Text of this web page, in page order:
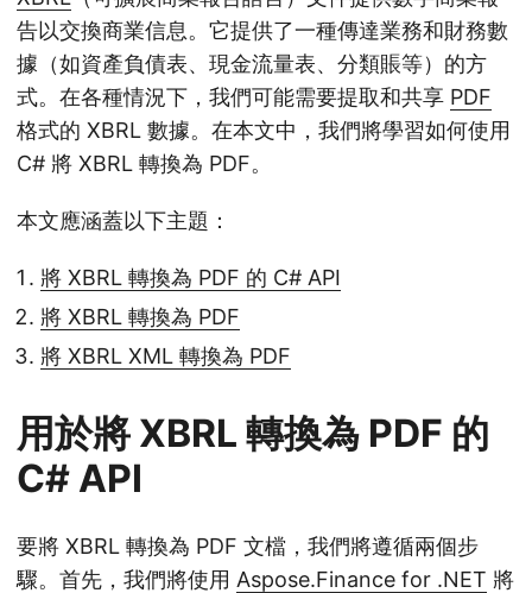
告以交換商業信息。它提供了一種傳達業務和財務數
據（如資產負債表、現金流量表、分類賬等）的方
式。在各種情況下，我們可能需要提取和共享 PDF
格式的 XBRL 數據。在本文中，我們將學習如何使用
C# 將 XBRL 轉換為 PDF。
本文應涵蓋以下主題：
將 XBRL 轉換為 PDF 的 C# API
將 XBRL 轉換為 PDF
將 XBRL XML 轉換為 PDF
用於將 XBRL 轉換為 PDF 的
C# API
要將 XBRL 轉換為 PDF 文檔，我們將遵循兩個步
驟。首先，我們將使用 Aspose.Finance for .NET 將